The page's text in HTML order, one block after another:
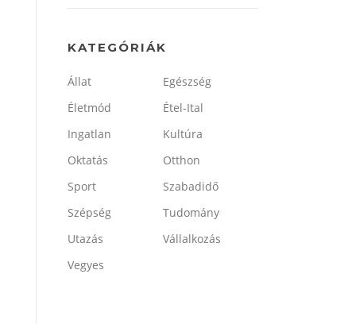
KATEGÓRIÁK
Állat
Egészség
Életmód
Étel-Ital
Ingatlan
Kultúra
Oktatás
Otthon
Sport
Szabadidő
Szépség
Tudomány
Utazás
Vállalkozás
Vegyes